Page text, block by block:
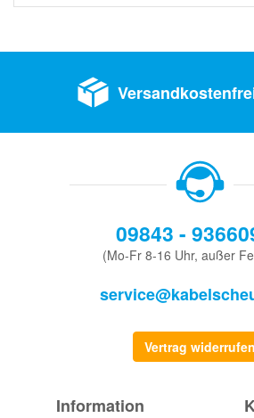
09843 -
(Mo-Fr 8-16 Uhr, außer
Vertrag widerrufen
Information